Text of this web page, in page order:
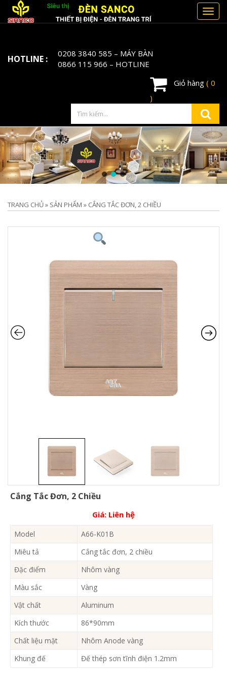
HOTLINE : 0208 3840 585 – MÁY BÀN
0866 115 966 – HOTLINE
Giỏ hàng ( 0
)
TRANG CHỦ» SẢN PHẨM » CẮNG TẮC ĐƠN, 2 CHIỀU
Cắng Tắc Đơn, 2 Chiều
Giá: Liên hệ
Model
A66-K01B
Miêu tả
Cắng tắc đơn, 2 chiều
Đặc điểm
Nhôm vàng
Màu sắc
Vàng
Vật chất
Aluminum
Kích thước
86*90mm
Chất liệu mặt
Nhôm Anode vàng
Khung đế
Đế thép sơn tĩnh điện 1.2mm